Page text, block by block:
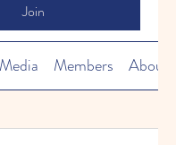
Join
Media Members About